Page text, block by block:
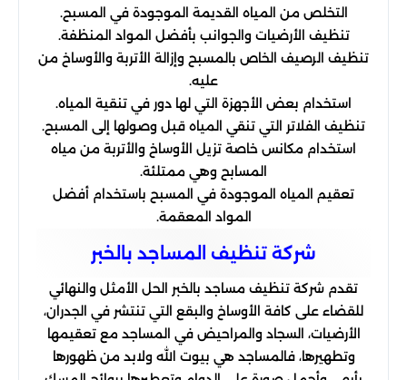
التخلص من المياه القديمة الموجودة في المسبح.
تنظيف الأرضيات والجوانب بأفضل المواد المنظفة.
تنظيف الرصيف الخاص بالمسبح وإزالة الأتربة والأوساخ من
عليه.
استخدام بعض الأجهزة التي لها دور في تنقية المياه.
تنظيف الفلاتر التي تنقي المياه قبل وصولها إلى المسبح.
استخدام مكانس خاصة تزيل الأوساخ والأتربة من مياه
المسابح وهي ممتلئة.
تعقيم المياه الموجودة في المسبح باستخدام أفضل
المواد المعقمة.
شركة تنظيف المساجد بالخبر
تقدم شركة تنظيف مساجد بالخبر الحل الأمثل والنهائي
للقضاء على كافة الأوساخ والبقع التي تنتشر في الجدران،
الأرضيات، السجاد والمراحيض في المساجد مع تعقيمها
وتطهيرها، فالمساجد هي بيوت الله ولابد من ظهورها